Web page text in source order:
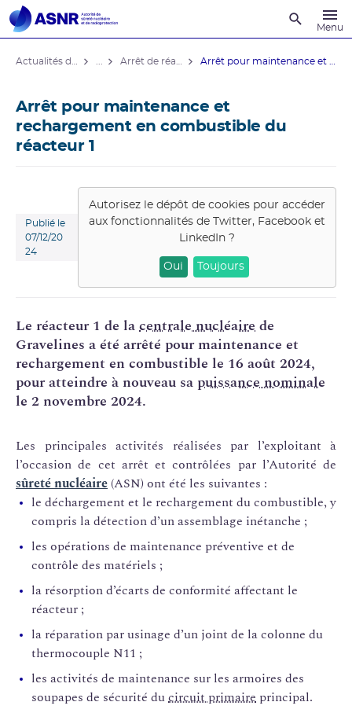
Menu
Arrêt pour maintenance et
rechargement en combustible du
réacteur 1
Publié le
07/12/20
24
Autorisez le dépôt de cookies pour accéder
aux fonctionnalités de Twitter, Facebook et
LinkedIn?
Oui Toujours
Le réacteur 1 de lacentrale nucléairede
Gravelines a été arrêté pour maintenance et
rechargement en combustible le 16 août 2024,
pour atteindre à nouveau sa puissance nominale
le 2 novembre 2024.
Les principales activités réalisées par l’exploitant à
l’occasion de cet arrêt et contrôlées par l’Autorité de
sûreté nucléaire (ASN) ont été les suivantes :
le déchargement et le rechargement du combustible, y
compris la détection d’un assemblage inétanche ;
les opérations de maintenance préventive et de
contrôle des matériels ;
la résorption d’écarts de conformité affectant le
réacteur ;
la réparation par usinage d’un joint de la colonne du
thermocouple N11 ;
les activités de maintenance sur les armoires des
soupapes de sécurité ducircuit primaire principal.